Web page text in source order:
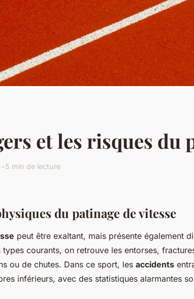
et les risques du
•5 min de lecture
du patinage de vitesse
peut être exaltant, mais présente également
types courants, on retrouve les entorses,
ou de chutes. Dans ce sport, les accidents
inférieurs, avec des statistiques alarmantes